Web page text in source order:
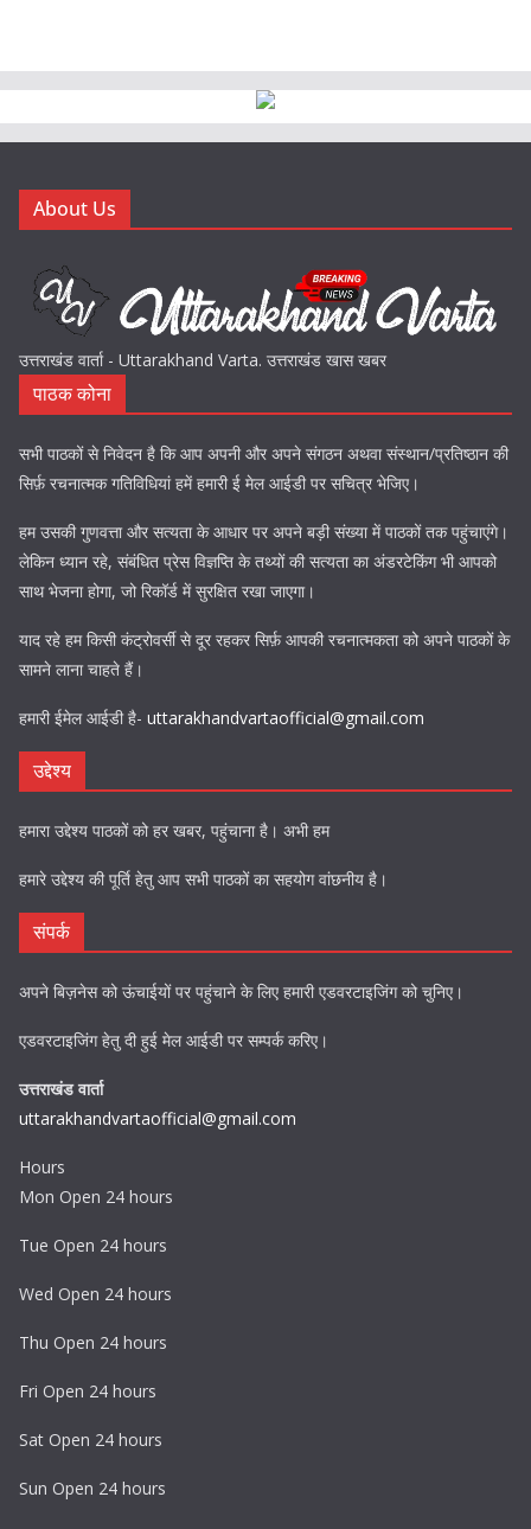
About Us
उत्तराखंड वार्ता - Uttarakhand Varta. उत्तराखंड खास खबर
पाठक कोना
सभी पाठकों से निवेदन है कि आप अपनी और अपने संगठन अथवा संस्थान/प्रतिष्ठान की
सिर्फ़ रचनात्मक गतिविधियां हमें हमारी ई मेल आईडी पर सचित्र भेजिए।
हम उसकी गुणवत्ता और सत्यता के आधार पर अपने बड़ी संख्या में पाठकों तक पहुंचाएंगे।
लेकिन ध्यान रहे, संबंधित प्रेस विज्ञप्ति के तथ्यों की सत्यता का अंडरटेकिंग भी आपको
साथ भेजना होगा, जो रिकॉर्ड में सुरक्षित रखा जाएगा।
याद रहे हम किसी कंट्रोवर्सी से दूर रहकर सिर्फ़ आपकी रचनात्मकता को अपने पाठकों के
सामने लाना चाहते हैं।
हमारी ईमेल आईडी है- uttarakhandvartaofficial@gmail.com
उद्देश्य
हमारा उद्देश्य पाठकों को हर खबर, पहुंचाना है। अभी हम
हमारे उद्देश्य की पूर्ति हेतु आप सभी पाठकों का सहयोग वांछनीय है।
संपर्क
अपने बिज़नेस को ऊंचाईयों पर पहुंचाने के लिए हमारी एडवरटाइजिंग को चुनिए।
एडवरटाइजिंग हेतु दी हुई मेल आईडी पर सम्पर्क करिए।
उत्तराखंड वार्ता
uttarakhandvartaofficial@gmail.com
Hours
Mon Open 24 hours
Tue Open 24 hours
Wed Open 24 hours
Thu Open 24 hours
Fri Open 24 hours
Sat Open 24 hours
Sun Open 24 hours